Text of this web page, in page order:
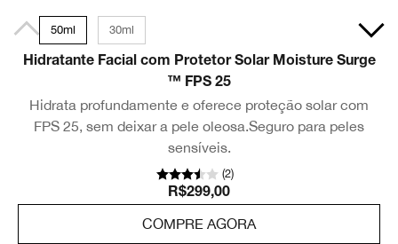
50ml 30ml
Hidratante Facial com Protetor Solar Moisture Surge
™ FPS 25
Hidrata profundamente e oferece proteção solar com
FPS 25, sem deixar a pele oleosa.Seguro para peles
sensíveis.
(2)
R$299,00
COMPRE AGORA